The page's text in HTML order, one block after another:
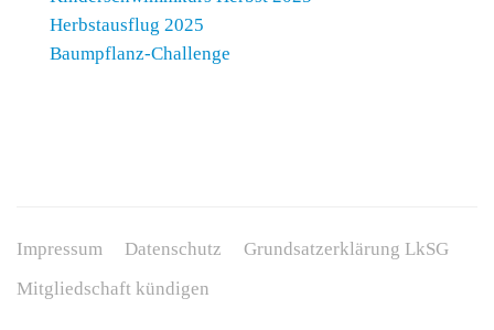
Herbstausflug 2025
Baumpflanz-Challenge
Impressum Datenschutz
Grundsatzerklärung LkSG
Mitgliedschaft kündigen